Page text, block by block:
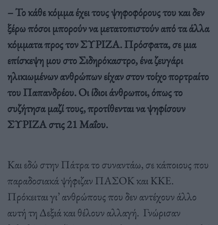
– Το κάθε κόμμα έχει τους ψηφοφόρους του και δεν
ξέρω πόσοι μπορούν να μετατοπιστούν από τα άλλα
κόμματα προς τον ΣΥΡΙΖΑ. Πρόσφατα, σε μια
επίσκεψη μου στο Σιδηρόκαστρο, ένα ζευγάρι
ηλικιωμένων ανθρώπων είχαν στον τοίχο πορτραίτο
του Παπανδρέου. Οι ίδιοι άνθρωποι, όπως το
συζήτησα μαζί τους, προτίθενται να ψηφίσουν
ΣΥΡΙΖΑ στις 21 Μαΐου.
Και εδώ στην Πάτρα το συναντάω, σε κάποιους που
παραδοσιακά ψήφιζαν ΠΑΣΟΚ και ΚΚΕ.
Πρόκειται γι’ ανθρώπους που δεν αντέχουν άλλο
αυτή τη Δεξιά και θέλουν αλλαγή. Γνώρισαν